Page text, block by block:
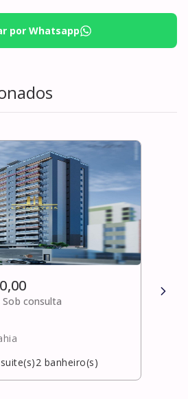
por Whatsapp
Sob consulta
suite(s)2 banheiro(s)
R$